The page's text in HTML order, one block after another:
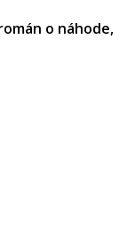
o náhode,